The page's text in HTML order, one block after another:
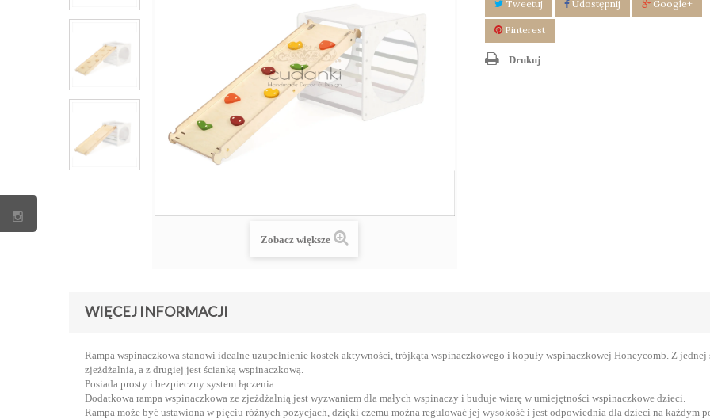
Zobacz większe
Tweetuj Udostępnij Google+
Pinterest
Drukuj
WIĘCEJ INFORMACJI
Rampa wspinaczkowa stanowi idealne uzupełnienie kostek aktywności, trójkąta wspinaczkowego i kopuły wspinaczkowej Honeycomb. Z
zjeżdżalnia, a z drugiej jest ścianką wspinaczkową.
Posiada prosty i bezpieczny system łączenia.
Dodatkowa rampa wspinaczkowa ze zjeżdżalnią jest wyzwaniem dla małych wspinaczy i buduje wiarę w umiejętności wspinaczkowe dzieci.
Rampa może być ustawiona w pięciu różnych pozycjach, dzięki czemu można regulować jej wysokość i jest odpowiednia dla dzieci na każdym